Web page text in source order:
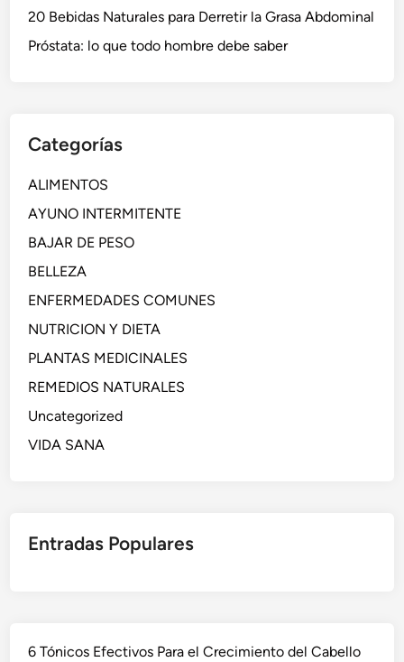
20 Bebidas Naturales para Derretir la Grasa Abdominal
Próstata: lo que todo hombre debe saber
Categorías
ALIMENTOS
AYUNO INTERMITENTE
BAJAR DE PESO
BELLEZA
ENFERMEDADES COMUNES
NUTRICION Y DIETA
PLANTAS MEDICINALES
REMEDIOS NATURALES
Uncategorized
VIDA SANA
Entradas Populares
6 Tónicos Efectivos Para el Crecimiento del Cabello